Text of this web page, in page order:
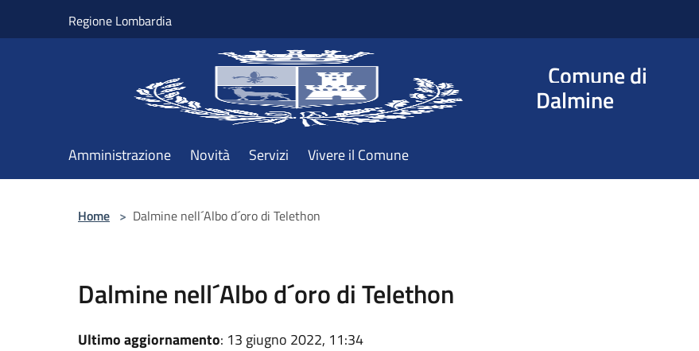
Regione Lombardia
Comune di
Dalmine
Amministrazione Novità Servizi Vivere il Comune
Home > Dalmine nell´Albo d´oro di Telethon
Dalmine nell´Albo d´oro di Telethon
Ultimo aggiornamento: 13 giugno 2022, 11:34